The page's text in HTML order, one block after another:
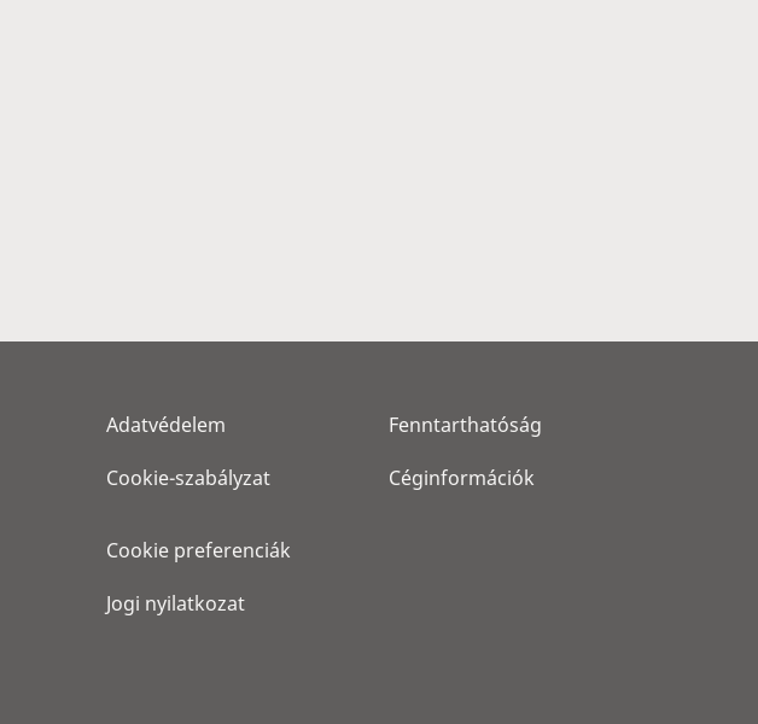
Adatvédelem
Cookie-szabályzat
Cookie preferenciák
Jogi nyilatkozat
Fenntarthatóság
Céginformációk